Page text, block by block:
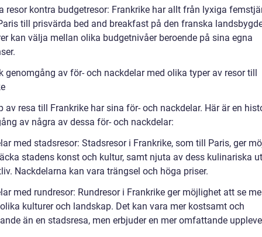
resor kontra budgetresor: Frankrike har allt från lyxiga
till prisvärda bed and breakfast på den franska
kan välja mellan olika budgetnivåer beroende på sina egna
genomgång av för- och nackdelar med olika typer av resor till
av resa till Frankrike har sina för- och nackdelar. Här är en
av några av dessa för- och nackdelar:
med stadsresor: Stadsresor i Frankrike, som till Paris, ger
stadens konst och kultur, samt njuta av dess kulinariska
Nackdelarna kan vara trängsel och höga priser.
med rundresor: Rundresor i Frankrike ger möjlighet att se
kulturer och landskap. Det kan vara mer kostsamt och
än en stadsresa, men erbjuder en mer omfattande